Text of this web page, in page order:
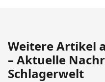
Weitere Artikel
– Aktuelle
Schlagerwelt